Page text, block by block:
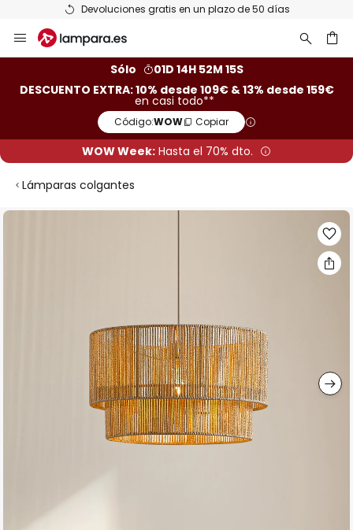
Devoluciones gratis en un plazo de 50 días
al
Sólo
01D 14H 52M 15S
DESCUENTO EXTRA: 10% desde 109€ & 13% desde 159€
en casi todo**
Código:WOW Copiar
WOW Week: Hasta el 70% dto.
Lámparas colgantes
Saltar